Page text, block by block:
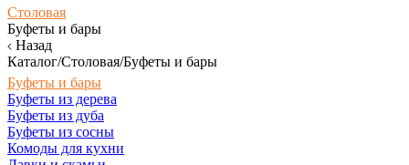
Столовая
Буфеты и бары
Назад
Каталог/Столовая/Буфеты и бары
Буфеты и бары
Буфеты из дерева
Буфеты из дуба
Буфеты из сосны
Комоды для кухни